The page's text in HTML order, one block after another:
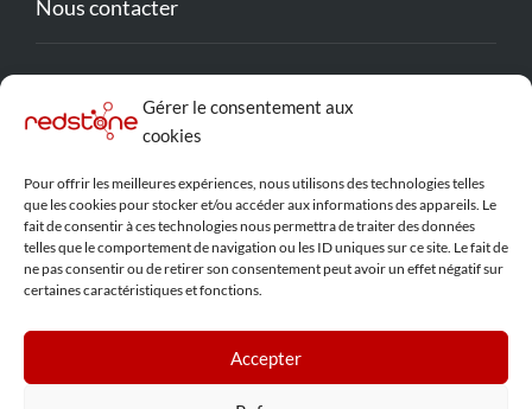
Gérer le consentement aux
cookies
Pour offrir les meilleures expériences, nous utilisons des technologies telles
que les cookies pour stocker et/ou accéder aux informations des appareils. Le
fait de consentir à ces technologies nous permettra de traiter des données
telles que le comportement de navigation ou les ID uniques sur ce site. Le fait de
ne pas consentir ou de retirer son consentement peut avoir un effet négatif sur
certaines caractéristiques et fonctions.
Accepter
Nous contacter
contact@redstone-solution.com
Lyon, France
Réseaux Sociaux